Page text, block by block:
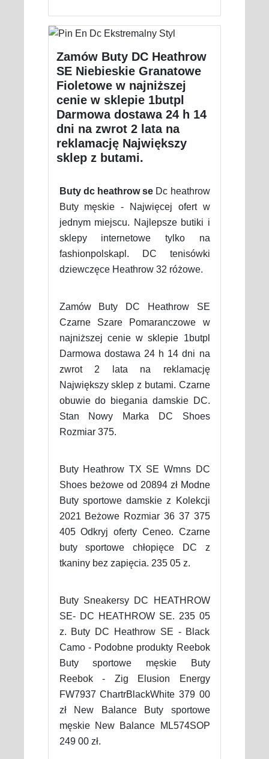
Zamów Buty DC Heathrow
SE Niebieskie Granatowe
Fioletowe w najniższej
cenie w sklepie 1butpl
Darmowa dostawa 24 h 14
dni na zwrot 2 lata na
reklamację Największy
sklep z butami.
Buty dc heathrow se Dc heathrow
Buty męskie - Najwięcej ofert w
jednym miejscu. Najlepsze butiki i
sklepy internetowe tylko na
fashionpolskapl. DC tenisówki
dziewczęce Heathrow 32 różowe.
Zamów Buty DC Heathrow SE
Czarne Szare Pomaranczowe w
najniższej cenie w sklepie 1butpl
Darmowa dostawa 24 h 14 dni na
zwrot 2 lata na reklamację
Największy sklep z butami. Czarne
obuwie do biegania damskie DC.
Stan Nowy Marka DC Shoes
Rozmiar 375.
Buty Heathrow TX SE Wmns DC
Shoes beżowe od 20894 zł Modne
Buty sportowe damskie z Kolekcji
2021 Beżowe Rozmiar 36 37 375
405 Odkryj oferty Ceneo. Czarne
buty sportowe chłopięce DC z
tkaniny bez zapięcia. 235 05 z.
Buty Sneakersy DC HEATHROW
SE- DC HEATHROW SE. 235 05
z. Buty DC Heathrow SE - Black
Camo - Podobne produkty Reebok
Buty sportowe męskie Buty
Reebok - Zig Elusion Energy
FW7937 ChartrBlackWhite 379 00
zł New Balance Buty sportowe
męskie New Balance ML574SOP
249 00 zł.